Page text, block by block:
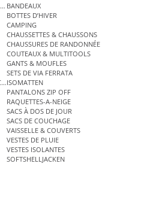
ÉTANCHES
BANDEAUX
BOTTES D’HIVER
CAMPING
CHAUSSETTES & CHAUSSONS
CHAUSSURES DE RANDONNÉE
COUTEAUX & MULTITOOLS
GANTS & MOUFLES
SETS DE VIA FERRATA
ISOMATTEN
PANTALONS ZIP OFF
RAQUETTES-A-NEIGE
SACS À DOS DE JOUR
SACS DE COUCHAGE
VAISSELLE & COUVERTS
VESTES DE PLUIE
VESTES ISOLANTES
SOFTSHELLJACKEN